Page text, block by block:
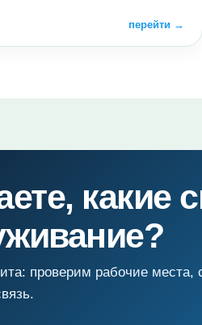
перейти →
какие
проверим рабочие